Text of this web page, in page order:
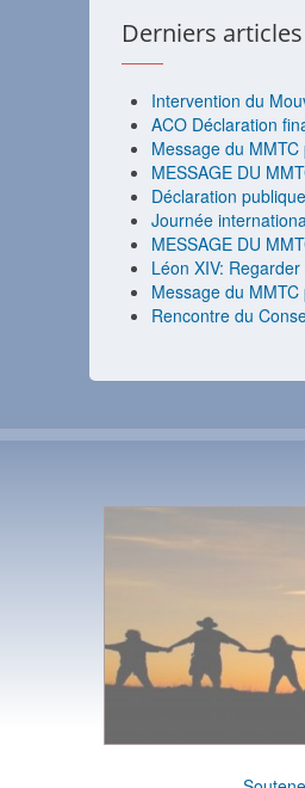
Derniers articles
Intervention du
ACO Déclaration
Message du
MESSAGE DU
Déclaration
Journée
MESSAGE DU
Léon XIV:
Message du
Rencontre du